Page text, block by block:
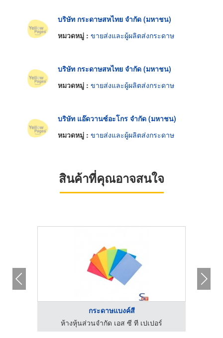
บริษัท กระดาษสหไทย จำกัด (มหาชน)
หมวดหมู่ : ขายส่งและผู้ผลิตส่งกระดาษ
บริษัท กระดาษสหไทย จำกัด (มหาชน)
หมวดหมู่ : ขายส่งและผู้ผลิตส่งกระดาษ
บริษัท แอ๊ดวานซ์อะโกร จำกัด (มหาชน)
หมวดหมู่ : ขายส่งและผู้ผลิตส่งกระดาษ
สินค้าที่คุณอาจสนใจ
กระดาษแบงค์สี
ห้างหุ้นส่วนจำกัด เอส ซี ที เปเปอร์